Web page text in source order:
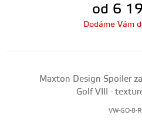
od 6
Dodáme Vám
Maxton Design Spoiler
Golf VIII -
VW-GO-8-